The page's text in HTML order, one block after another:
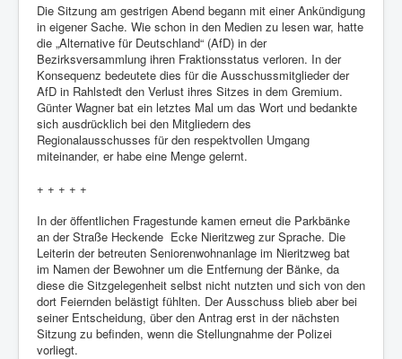
Die Sitzung am gestrigen Abend begann mit einer Ankündigung
in eigener Sache. Wie schon in den Medien zu lesen war, hatte
die „Alternative für Deutschland“ (AfD) in der
Bezirksversammlung ihren Fraktionsstatus verloren. In der
Konsequenz bedeutete dies für die Ausschussmitglieder der
AfD in Rahlstedt den Verlust ihres Sitzes in dem Gremium.
Günter Wagner bat ein letztes Mal um das Wort und bedankte
sich ausdrücklich bei den Mitgliedern des
Regionalausschusses für den respektvollen Umgang
miteinander, er habe eine Menge gelernt.
+ + + + +
In der öffentlichen Fragestunde kamen erneut die Parkbänke
an der Straße Heckende Ecke Nieritzweg zur Sprache. Die
Leiterin der betreuten Seniorenwohnanlage im Nieritzweg bat
im Namen der Bewohner um die Entfernung der Bänke, da
diese die Sitzgelegenheit selbst nicht nutzten und sich von den
dort Feiernden belästigt fühlten. Der Ausschuss blieb aber bei
seiner Entscheidung, über den Antrag erst in der nächsten
Sitzung zu befinden, wenn die Stellungnahme der Polizei
vorliegt.